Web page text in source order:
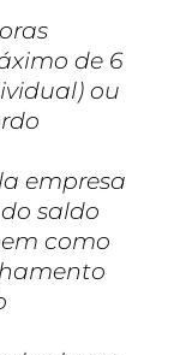
de 6
ou
empresa
saldo
como